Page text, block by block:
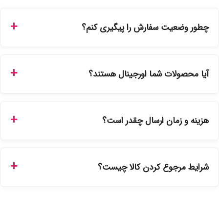
چطور وضعیت سفارش را پیگیری کنم؟
سفارشات در سایت، وضعیت لحظه‌ای مرسوله را مشاهده کنید.
آیا محصولات شما اورجینال هستند؟
نمایندگی‌های معتبر تهیه شده و دارای بچ‌کد قابل استعلام هستند.
هزینه و زمان ارسال چقدر است؟
انتخاب کنید و برای شهرستان‌ها بین یک الی ۳ روز کاری از طریق
شرایط مرجوع کردن کالا چیست؟